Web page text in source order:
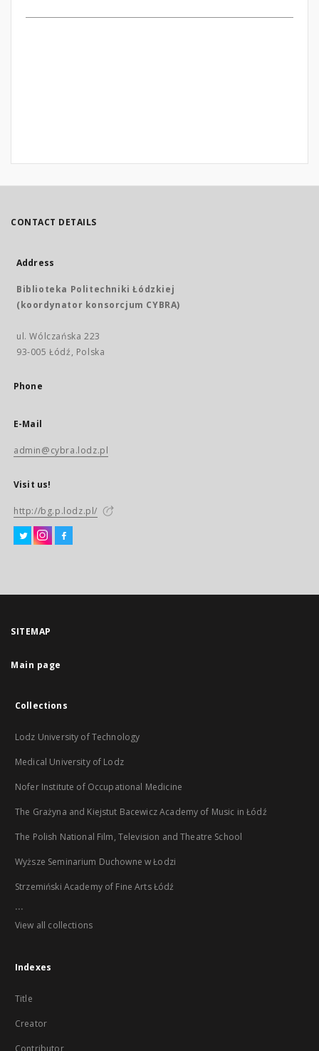
CONTACT DETAILS
Address
Biblioteka Politechniki Łódzkiej
(koordynator konsorcjum CYBRA)
ul. Wólczańska 223
93-005 Łódź, Polska
Phone
E-Mail
admin@cybra.lodz.pl
Visit us!
http://bg.p.lodz.pl/
SITEMAP
Main page
Collections
Lodz University of Technology
Medical University of Lodz
Nofer Institute of Occupational Medicine
The Grażyna and Kiejstut Bacewicz Academy of Music in Łódź
The Polish National Film, Television and Theatre School
Wyższe Seminarium Duchowne w Łodzi
Strzemiński Academy of Fine Arts Łódź
...
View all collections
Indexes
Title
Creator
Contributor